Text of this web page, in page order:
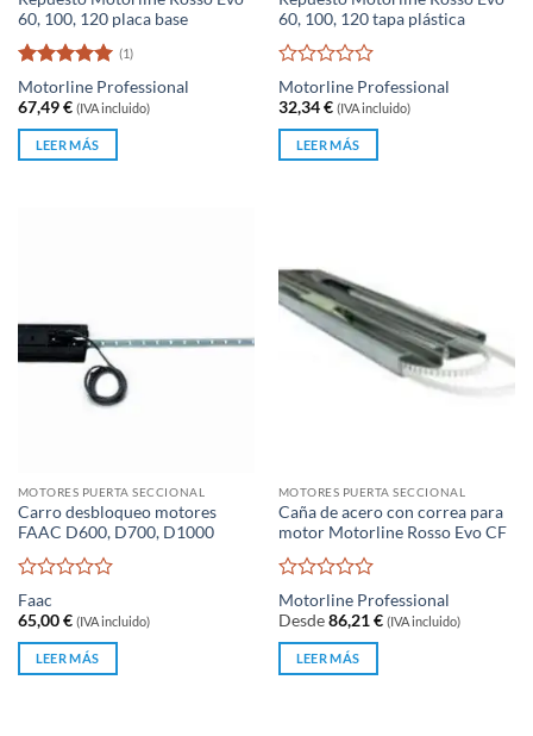
60, 100, 120 placa base
Valorado
con5 de 5
(1)
Motorline Professional
67,49€ (IVA incluido)
LEER MÁS
60, 100, 120 tapa plástica
Valorado
con
0
5
Motorline Professional
32,34€ (IVA incluido)
LEER MÁS
MOTORES PUERTA SECCIONAL
Carro desbloqueo motores
FAAC D600, D700, D1000
Valorado
con
0
5
Faac
65,00€ (IVA incluido)
LEER MÁS
MOTORES PUERTA SECCIONAL
Caña de acero con correa para
motor Motorline Rosso Evo CF
Valorado
con
0
5
Motorline Professional
Desde 86,21€ (IVA incluido)
LEER MÁS